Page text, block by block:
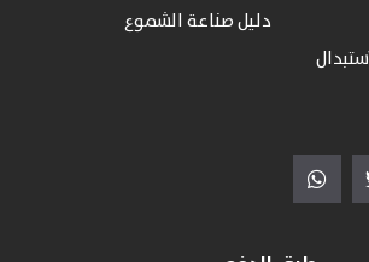
دليل صناعة الشموع